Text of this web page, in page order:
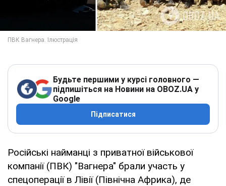
Будьте першими у курсі головного —
підпишіться на Новини на OBOZ.UA у
Google
Підписатися
Російські найманці з приватної військової
компанії (ПВК) "Вагнера" брали участь у
спецоперації в Лівії (Північна Африка), де